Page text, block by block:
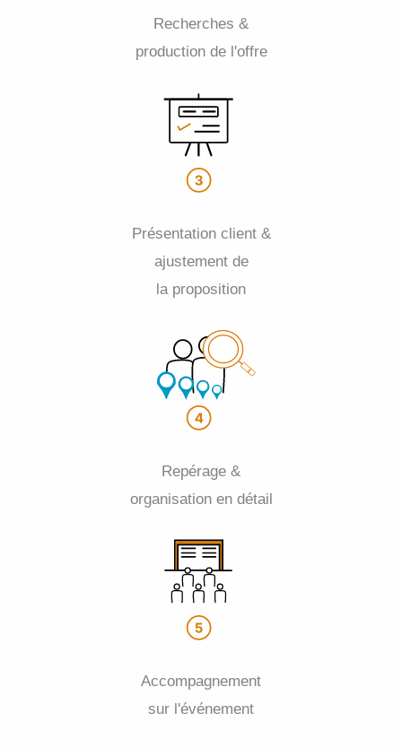
Recherches &
production de l'offre
Présentation client &
ajustement de
la proposition
Repérage &
organisation en détail
Accompagnement
sur l'événement